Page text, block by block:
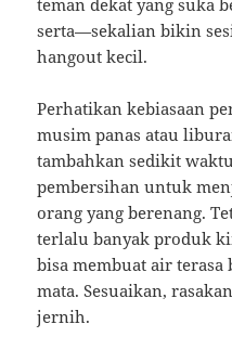
teman dekat yang suka
serta—sekalian bikin
hangout kecil.
Perhatikan kebiasaan
musim panas atau
tambahkan sedikit
pembersihan untuk
orang yang berenang.
terlalu banyak produk
bisa membuat air
mata. Sesuaikan,
jernih.